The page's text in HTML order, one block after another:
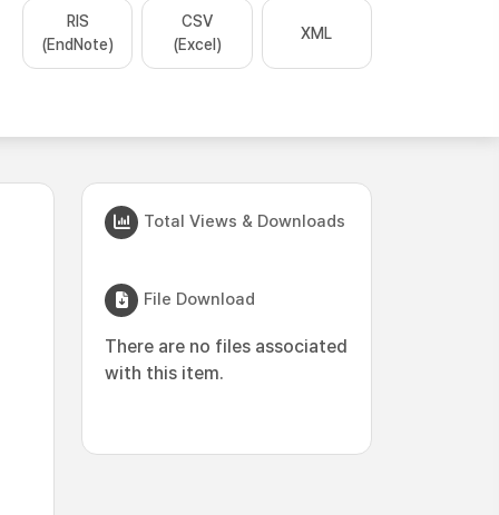
RIS
(EndNote)
CSV
(Excel)
XML
Total Views & Downloads
File Download
There are no files associated
with this item.